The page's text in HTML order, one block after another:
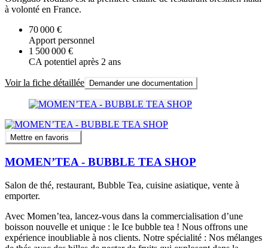
à volonté en France.
70 000 €
Apport personnel
1 500 000 €
CA potentiel après 2 ans
Voir la fiche détaillée Demander une documentation
Mettre en favoris
MOMEN’TEA - BUBBLE TEA SHOP
Salon de thé, restaurant, Bubble Tea, cuisine asiatique, vente à
emporter.
Avec Momen’tea, lancez-vous dans la commercialisation d’une
boisson nouvelle et unique : le Ice bubble tea ! Nous offrons une
expérience inoubliable à nos clients. Notre spécialité : Nos mélanges